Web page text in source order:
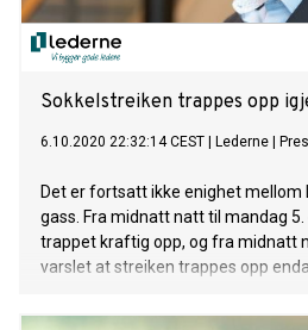
Sokkelstreiken trappes opp
6.10.2020 22:32:14 CEST Lederne
Det er fortsatt ikke enighet mellom
gass. Fra midnatt natt til mandag
trappet kraftig opp, og fra midnatt
varslet at streiken trappes opp